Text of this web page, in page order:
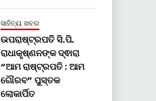
ସାହିତ୍ୟ ଖବର
ଉପରାଷ୍ଟ୍ରପତି ସି.ପି.
ରାଧାକୃଷ୍ଣନଙ୍କ ଦ୍ଵାରା
“ଆମ ରାଷ୍ଟ୍ରପତି : ଆମ
ଗୌରବ” ପୁସ୍ତକ
ଲୋକାର୍ପିତ